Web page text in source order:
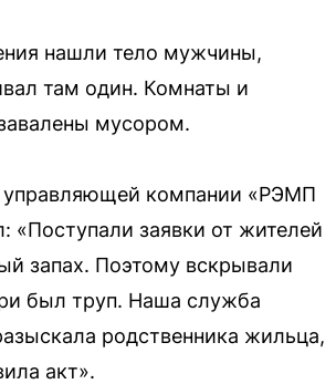
нашли тело мужчины,
там один. Комнаты и
мусором.
управляющей компании «РЭМП
«Поступали заявки от жителей
запах. Поэтому вскрывали
был труп. Наша служба
родственника жильца,
акт».